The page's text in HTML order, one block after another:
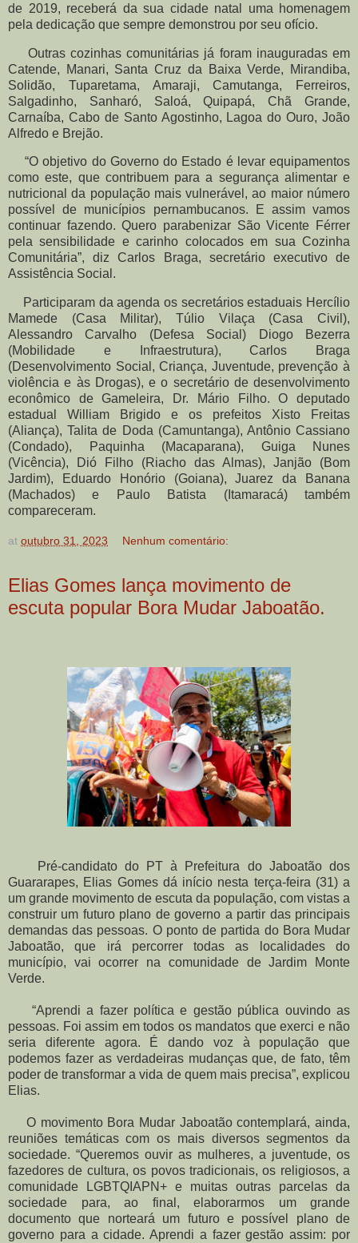
de 2019, receberá da sua cidade natal uma homenagem
pela dedicação que sempre demonstrou por seu ofício.
Outras cozinhas comunitárias já foram inauguradas em
Catende, Manari, Santa Cruz da Baixa Verde, Mirandiba,
Solidão, Tuparetama, Amaraji, Camutanga, Ferreiros,
Salgadinho, Sanharó, Saloá, Quipapá, Chã Grande,
Carnaíba, Cabo de Santo Agostinho, Lagoa do Ouro, João
Alfredo e Brejão.
“O objetivo do Governo do Estado é levar equipamentos
como este, que contribuem para a segurança alimentar e
nutricional da população mais vulnerável, ao maior número
possível de municípios pernambucanos. E assim vamos
continuar fazendo. Quero parabenizar São Vicente Férrer
pela sensibilidade e carinho colocados em sua Cozinha
Comunitária”, diz Carlos Braga, secretário executivo de
Assistência Social.
Participaram da agenda os secretários estaduais Hercílio
Mamede (Casa Militar), Túlio Vilaça (Casa Civil),
Alessandro Carvalho (Defesa Social) Diogo Bezerra
(Mobilidade e Infraestrutura), Carlos Braga
(Desenvolvimento Social, Criança, Juventude, prevenção à
violência e às Drogas), e o secretário de desenvolvimento
econômico de Gameleira, Dr. Mário Filho. O deputado
estadual William Brigido e os prefeitos Xisto Freitas
(Aliança), Talita de Doda (Camuntanga), Antônio Cassiano
(Condado), Paquinha (Macaparana), Guiga Nunes
(Vicência), Dió Filho (Riacho das Almas), Janjão (Bom
Jardim), Eduardo Honório (Goiana), Juarez da Banana
(Machados) e Paulo Batista (Itamaracá) também
compareceram.
at outubro 31, 2023 Nenhum comentário:
Elias Gomes lança movimento de
escuta popular Bora Mudar Jaboatão.
Pré-candidato do PT à Prefeitura do Jaboatão dos
Guararapes, Elias Gomes dá início nesta terça-feira (31) a
um grande movimento de escuta da população, com vistas a
construir um futuro plano de governo a partir das principais
demandas das pessoas. O ponto de partida do Bora Mudar
Jaboatão, que irá percorrer todas as localidades do
município, vai ocorrer na comunidade de Jardim Monte
Verde.
“Aprendi a fazer política e gestão pública ouvindo as
pessoas. Foi assim em todos os mandatos que exerci e não
seria diferente agora. É dando voz à população que
podemos fazer as verdadeiras mudanças que, de fato, têm
poder de transformar a vida de quem mais precisa”, explicou
Elias.
O movimento Bora Mudar Jaboatão contemplará, ainda,
reuniões temáticas com os mais diversos segmentos da
sociedade. “Queremos ouvir as mulheres, a juventude, os
fazedores de cultura, os povos tradicionais, os religiosos, a
comunidade LGBTQIAPN+ e muitas outras parcelas da
sociedade para, ao final, elaborarmos um grande
documento que norteará um futuro e possível plano de
governo para a cidade. Aprendi a fazer gestão assim: por